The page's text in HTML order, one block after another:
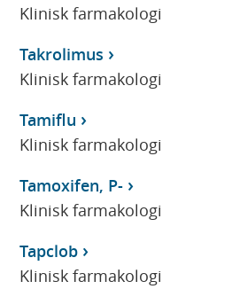
Klinisk farmakologi
Takrolimus
Klinisk farmakologi
Tamiflu
Klinisk farmakologi
Tamoxifen, P-
Klinisk farmakologi
Tapclob
Klinisk farmakologi